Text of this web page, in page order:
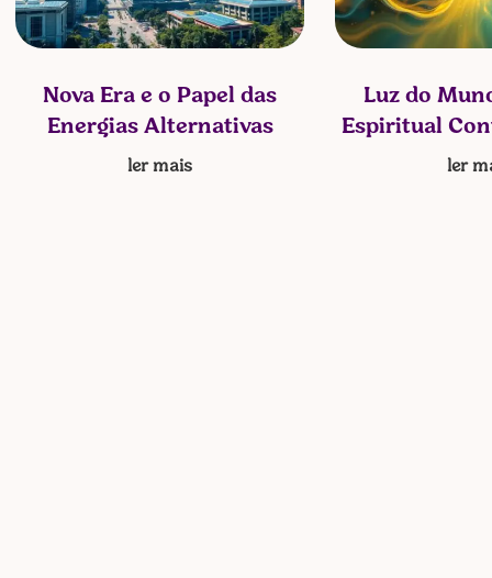
Nova Era e o Papel das
Energias Alternativas
ler mais
Luz do
Espiritual
ler